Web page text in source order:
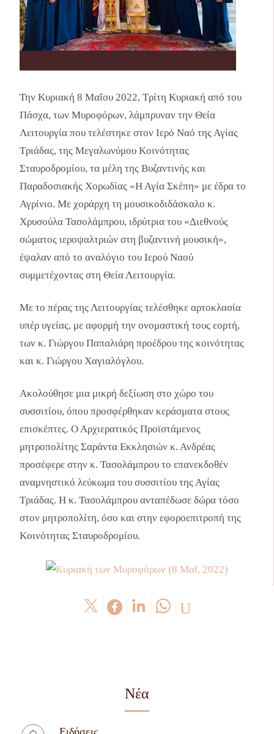
Νέα
Ειδήσεις
Την Κυριακή 8 Μαΐου 2022, Τρίτη Κυριακή από του
Πάσχα, των Μυροφόρων, λάμπρυναν την Θεία
Λειτουργία που τελέστηκε στον Ιερό Ναό της Αγίας
Τριάδας, της Μεγαλωνύμου Κοινότητας
Σταυροδρομίου, τα μέλη της Βυζαντινής και
Παραδοσιακής Χορωδίας «Η Αγία Σκέπη» με έδρα το
Αγρίνιο. Με χοράρχη τη μουσικοδιδάσκαλο κ.
Χρυσούλα Τασολάμπρου, ιδρύτρια του «Διεθνούς
σώματος ιεροψαλτριών στη βυζαντινή μουσική»,
έψαλαν από το αναλόγιο του Ιερού Ναού
συμμετέχοντας στη Θεία Λειτουργία.
Με το πέρας της Λειτουργίας τελέσθηκε αρτοκλασία
υπέρ υγείας, με αφορμή την ονομαστική τους εορτή,
των κ. Γιώργου Παπαλιάρη προέδρου της κοινότητας
και κ. Γιώργου Χαγιαλόγλου.
Ακολούθησε μια μικρή δεξίωση στο χώρο του
συσσιτίου, όπου προσφέρθηκαν κεράσματα στους
επισκέπτες. Ο Αρχιερατικός Προϊστάμενος
μητροπολίτης Σαράντα Εκκλησιών κ. Ανδρέας
προσέφερε στην κ. Τασολάμπρου το επανεκδοθέν
αναμνηστικό λεύκωμα του συσσιτίου της Αγίας
Τριάδας. Η κ. Τασολάμπρου ανταπέδωσε δώρα τόσο
στον μητροπολίτη, όσο και στην εφοροεπιτροπή της
Κοινότητας Σταυροδρομίου.